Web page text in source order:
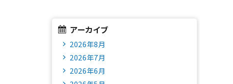
アーカイブ
2026年8月
2026年7月
2026年6月